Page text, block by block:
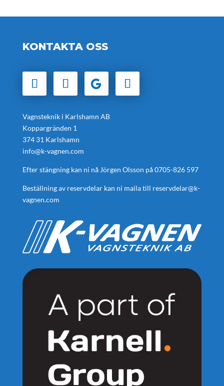
KONTAKTA OSS
Vagnsteknik i Karlshamn AB
Koppargränden 1
374 31 Karlshamn
info@k-vagnen.com
Efter stängning kan ni nå Jörgen Olsson på0705-826 597
Beställning av reservdelar kan ni maila till reservdelar@k-
vagnen.com